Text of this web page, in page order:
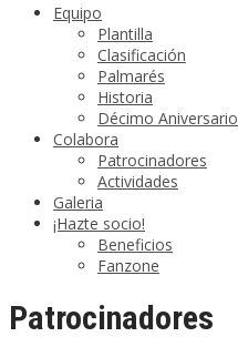
Equipo
Plantilla
Clasificación
Palmarés
Historia
Décimo Aniversario
Colabora
Patrocinadores
Actividades
Galeria
¡Hazte socio!
Beneficios
Fanzone
Patrocinadores